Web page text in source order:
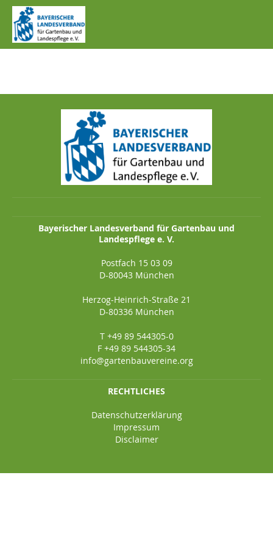
IMG_0770.JPG
Bayerischer Landesverband für Gartenbau und
Landespflege e. V.
Postfach 15 03 09
D-80043 München
Herzog-Heinrich-Straße 21
D-80336 München
T +49 89 544305-0
F +49 89 544305-34
info@gartenbauvereine.org
RECHTLICHES
Datenschutzerklärung
Impressum
Disclaimer